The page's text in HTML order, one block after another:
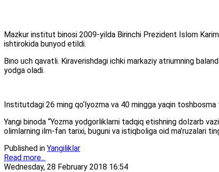
Mazkur institut binosi 2009-yilda Birinchi Prezident Islom
ishtirokida bunyod etildi.
Bino uch qavatli. Kiraverishdagi ichki markaziy atriumning
yodga oladi.
Institutdagi 26 ming qo‘lyozma va 40 mingga yaqin toshbosma
Yangi binoda “Yozma yodgorliklarni tadqiq etishning dolzarb
olimlarning ilm-fan tarixi, buguni va istiqboliga oid ma’ruzalari
Published in Yangiliklar
Read more...
Wednesday, 28 February 2018 16:54